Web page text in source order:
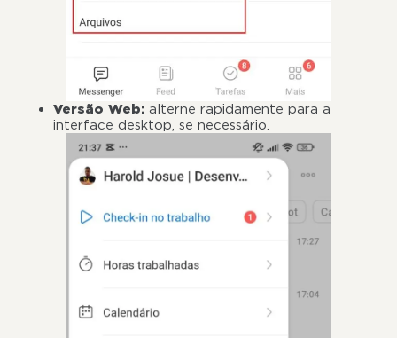
Versão Web: alterne rapidamente para a
interface desktop, se necessário.